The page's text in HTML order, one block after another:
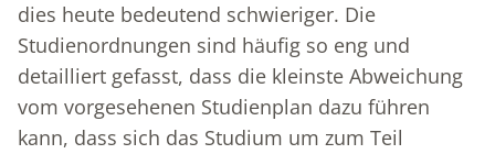
dies heute bedeutend schwieriger. Die
Studienordnungen sind häufig so eng und
detailliert gefasst, dass die kleinste Abweichung
vom vorgesehenen Studienplan dazu führen
kann, dass sich das Studium um zum Teil